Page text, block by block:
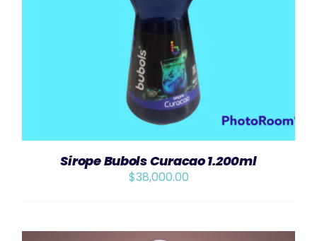
Sirope Bubols Curacao 1.200ml
$38,000.00